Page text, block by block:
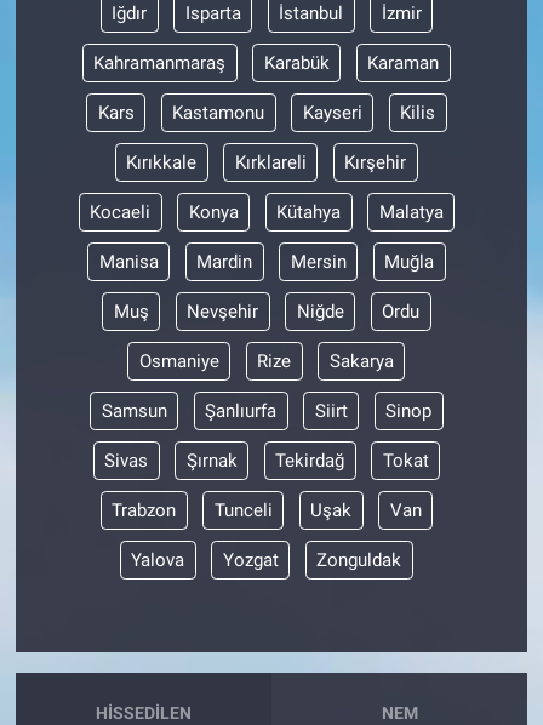
Iğdır Isparta İstanbul İzmir
Kahramanmaraş Karabük Karaman
Kars Kastamonu Kayseri Kilis
Kırıkkale Kırklareli Kırşehir
Kocaeli Konya Kütahya Malatya
Manisa Mardin Mersin Muğla
Muş Nevşehir Niğde Ordu
Osmaniye Rize Sakarya
Samsun Şanlıurfa Siirt Sinop
Sivas Şırnak Tekirdağ Tokat
Trabzon Tunceli Uşak Van
Yalova Yozgat Zonguldak
HISSEDILEN NEM
Nedir
Popüler
Programlar
Sağlık
Spor
Teknoloji
Türkiye'nin Geleceği
Türkiye'nin Gündemi
Yerel Gündem
Canlı Yayın